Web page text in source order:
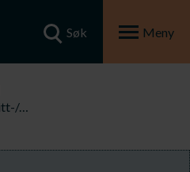
Søk Meny
352032 – Bruk av kompositt-/sandwichmaterialer som konstruksjonsmateriale i fiskefartøy